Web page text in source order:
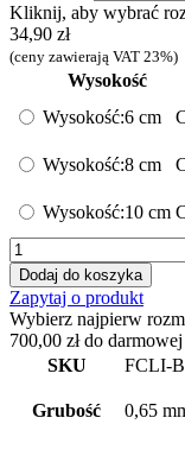
Kliknij, aby wybrać
34,90 zł
(ceny zawierają VAT 23%)
Wysokość
Wysokość:6 cm
Wysokość:8 cm
Wysokość:10 cm
ilość
NAROŻNIK
WEWNĘTRZNY
DO
LISTEW
MATOWY
Dodaj do koszyka
Zapytaj o produkt
Wybierz najpierw
700,00 złdo darmowej
SKU
FCLI-
Grubość 0,65